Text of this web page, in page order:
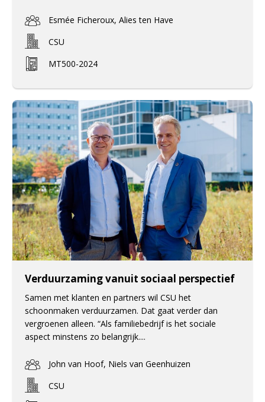
Esmée Ficheroux, Alies ten Have
CSU
MT500-2024
Verduurzaming vanuit sociaal perspectief
Samen met klanten en partners wil CSU het
schoonmaken verduurzamen. Dat gaat verder dan
vergroenen alleen. “Als familiebedrijf is het sociale
aspect minstens zo belangrijk....
John van Hoof, Niels van Geenhuizen
CSU